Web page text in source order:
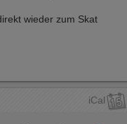
wieder zum Skat
iCal